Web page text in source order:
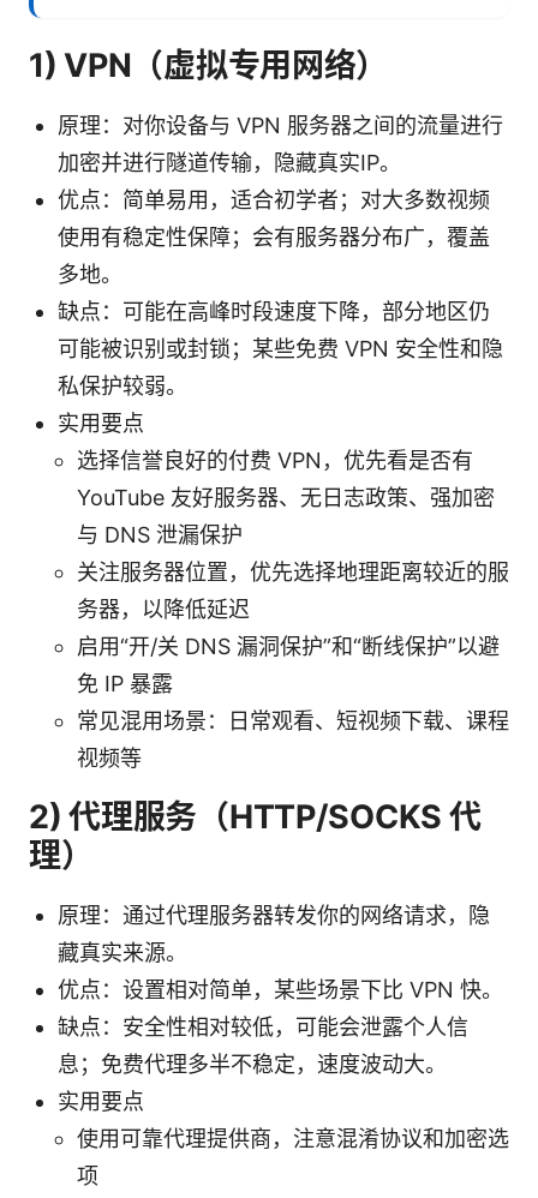
1) VPN（虚拟专用网络）
原理：对你设备与 VPN 服务器之间的流量进行
加密并进行隧道传输，隐藏真实IP。
优点：简单易用，适合初学者；对大多数视频
使用有稳定性保障；会有服务器分布广，覆盖
多地。
缺点：可能在高峰时段速度下降，部分地区仍
可能被识别或封锁；某些免费 VPN 安全性和隐
私保护较弱。
实用要点
选择信誉良好的付费 VPN，优先看是否有
YouTube 友好服务器、无日志政策、强加密
与 DNS 泄漏保护
关注服务器位置，优先选择地理距离较近的服
务器，以降低延迟
启用“开/关 DNS 漏洞保护”和“断线保护”以避
免 IP 暴露
常见混用场景：日常观看、短视频下载、课程
视频等
2) 代理服务（HTTP/SOCKS 代
理）
原理：通过代理服务器转发你的网络请求，隐
藏真实来源。
优点：设置相对简单，某些场景下比 VPN 快。
缺点：安全性相对较低，可能会泄露个人信
息；免费代理多半不稳定，速度波动大。
实用要点
使用可靠代理提供商，注意混淆协议和加密选
项